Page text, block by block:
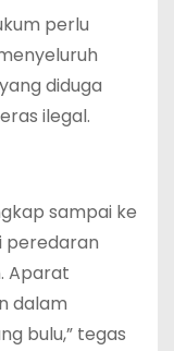
perlu
diduga
ilegal.
sampai ke
peredaran
Aparat
dalam
bulu,” tegas